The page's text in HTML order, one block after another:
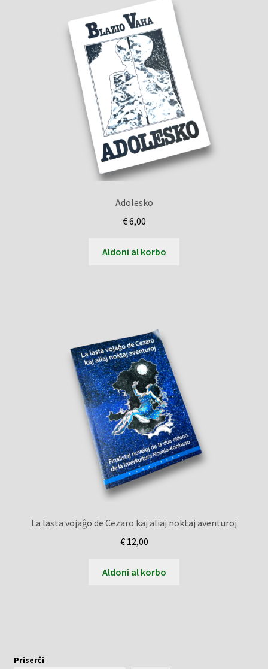
Adolesko
€6,00
Aldoni al korbo
La lasta vojaĝo de Cezaro kaj aliaj noktaj aventuroj
€12,00
Aldoni al korbo
Priserĉi